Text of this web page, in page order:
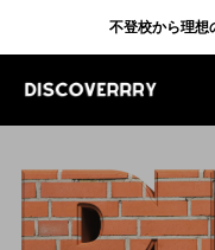
不登校から理想